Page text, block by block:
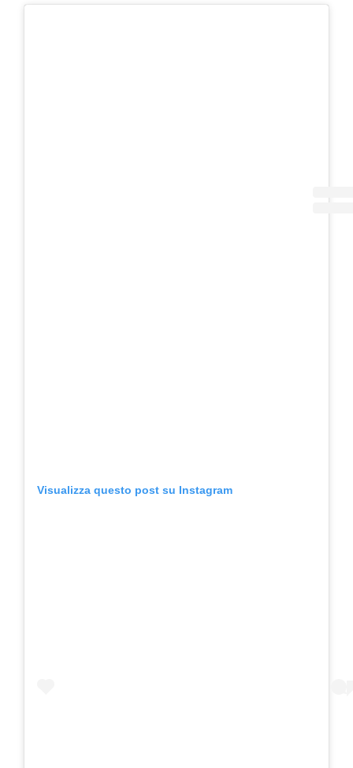
Visualizza questo post su Instagram